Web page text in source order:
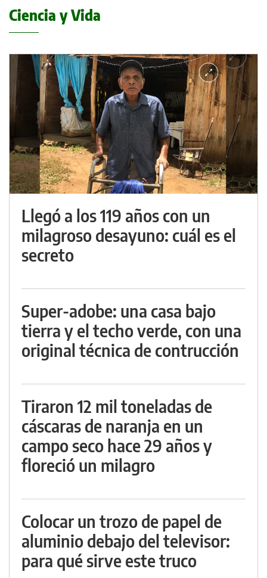
Ciencia y Vida
Llegó a los 119 años con un
milagroso desayuno: cuál es el
secreto
Super-adobe: una casa bajo
tierra y el techo verde, con una
original técnica de contrucción
Tiraron 12 mil toneladas de
cáscaras de naranja en un
campo seco hace 29 años y
floreció un milagro
Colocar un trozo de papel de
aluminio debajo del televisor:
para qué sirve este truco